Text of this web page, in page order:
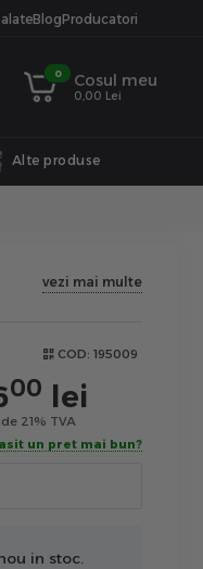
BlogProducatori
0 Cosul meu
0,00 Lei
Alte produse
vezi mai multe
COD: 195009
00 lei
21% TVA
un pret mai bun?
in stoc.